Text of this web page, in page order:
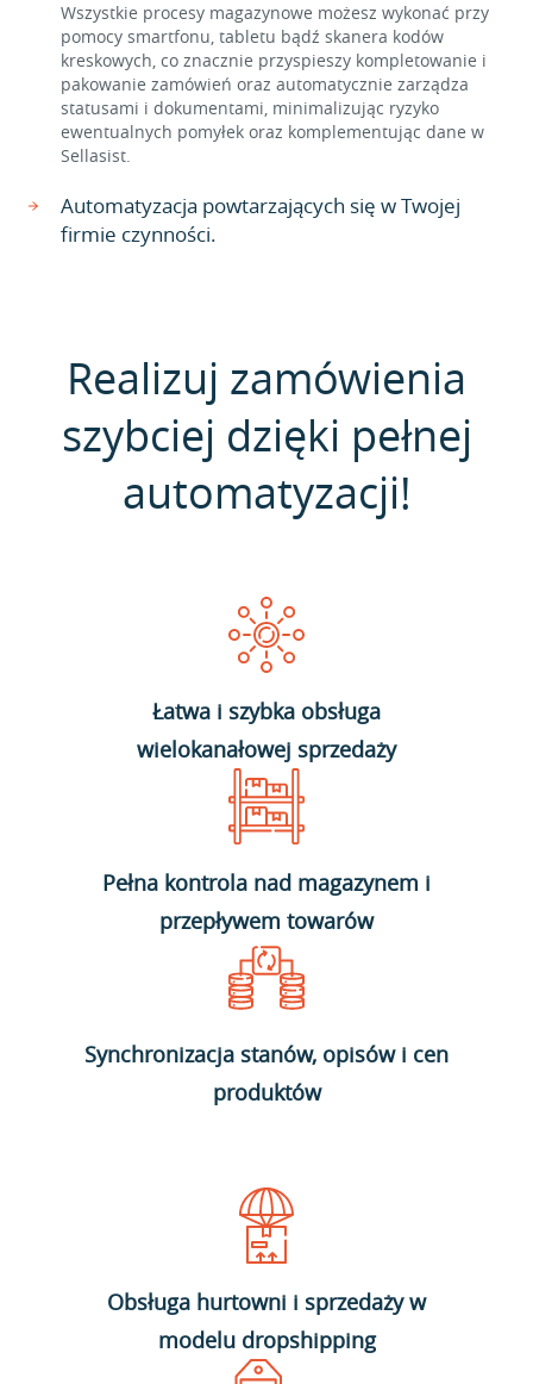
Wszystkie procesy magazynowe możesz wykonać przy
pomocy smartfonu, tabletu bądź skanera kodów
kreskowych, co znacznie przyspieszy kompletowanie i
pakowanie zamówień oraz automatycznie zarządza
statusami i dokumentami, minimalizując ryzyko
ewentualnych pomyłek oraz komplementując dane w
Sellasist.
Automatyzacja powtarzających się w Twojej
firmie czynności.
Realizuj zamówienia
szybciej dzięki pełnej
automatyzacji!
Łatwa i szybka obsługa
wielokanałowej sprzedaży
Pełna kontrola nad magazynem i
przepływem towarów
Synchronizacja stanów, opisów i cen
produktów
Obsługa hurtowni i sprzedaży w
modelu dropshipping